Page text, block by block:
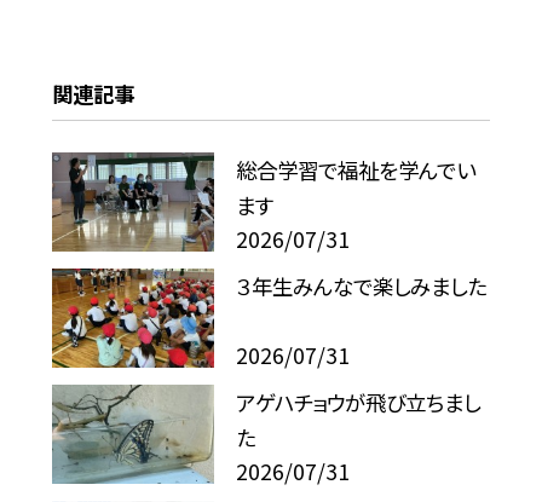
関連記事
総合学習で福祉を学んでい
ます
2026/07/31
３年生みんなで楽しみました
2026/07/31
アゲハチョウが飛び立ちまし
た
2026/07/31